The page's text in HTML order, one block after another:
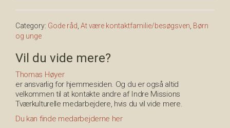
Category: Gode råd At være kontaktfamilie/besøgsven Børn
og unge
Vil du vide mere?
Thomas Høyer
er ansvarlig for hjemmesiden. Og du er også altid
velkommen til at kontakte andre af Indre Missions
Tværkulturelle medarbejdere, hvis du vil vide mere.
Du kan finde medarbejderne her